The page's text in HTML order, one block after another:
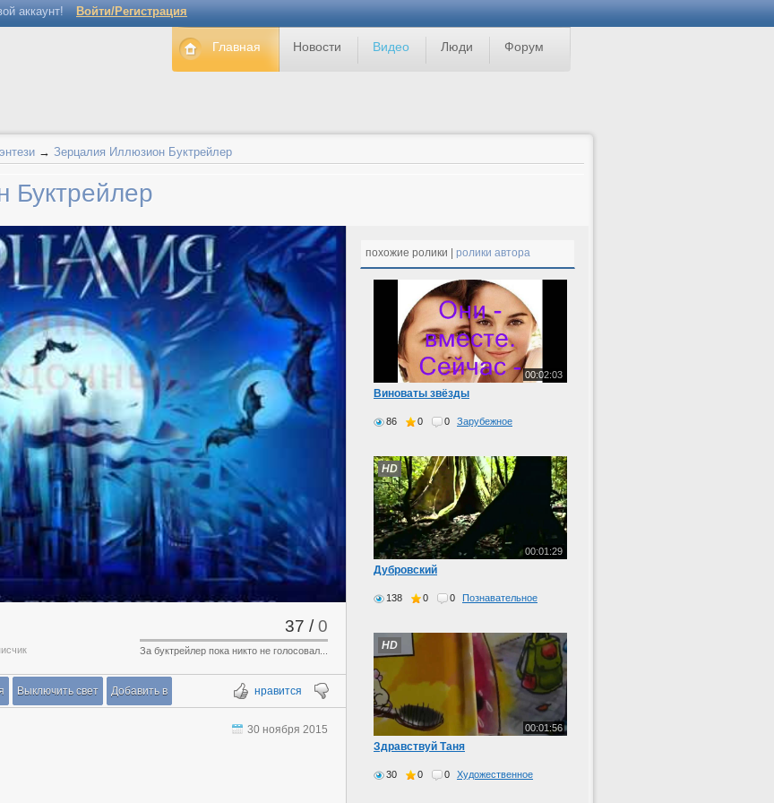
аккаунт! Войти/Регистрация
Главная Новости Видео Люди Форум
→ Зерцалия Иллюзион Буктрейлер
Буктрейлер
37 /0
За буктрейлер пока никто не голосовал...
нравится
Выключить свет Добавить в
30 ноября 2015
похожие ролики | ролики автора
00:02:03
Виноваты звёзды
86 0 0 Зарубежное
00:01:29
HD
Дубровский
138 0 0 Познавательное
00:01:56
HD
Здравствуй Таня
30 0 0 Художественное